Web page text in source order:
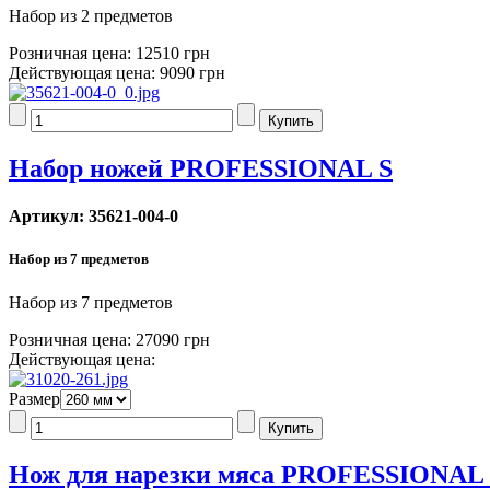
Набор из 2 предметов
Розничная цена: 12510 грн
Действующая цена: 9090 грн
Набор ножей PROFESSIONAL S
Артикул: 35621-004-0
Набор из 7 предметов
Набор из 7 предметов
Розничная цена: 27090 грн
Действующая цена:
Размер
Нож для нарезки мяса PROFESSIONAL